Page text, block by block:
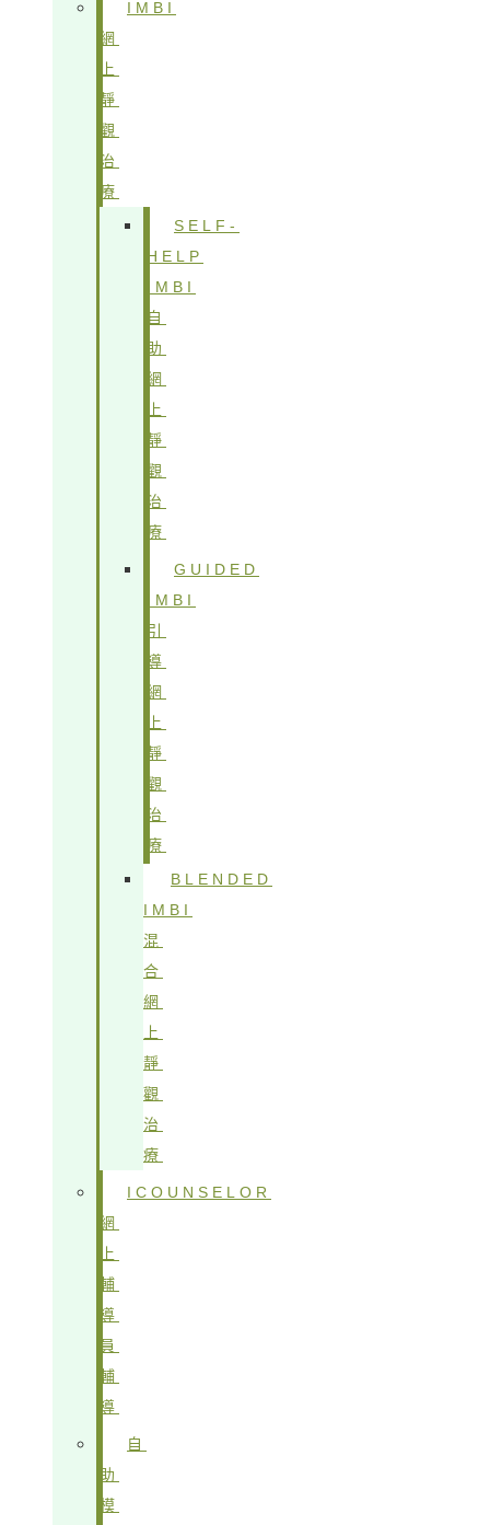
IMBI
網
上
靜
觀
治
療
SELF-
HELP
IMBI
自
助
網
上
靜
觀
治
療
GUIDED
IMBI
引
導
網
上
靜
觀
治
療
BLENDED
IMBI
混
合
網
上
靜
觀
治
療
ICOUNSELOR
網
上
輔
導
員
輔
導
自
助
模